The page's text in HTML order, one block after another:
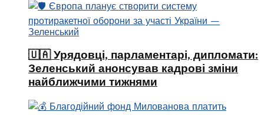
🇺🇦 Урядовці, парламентарі, дипломати:
Зеленський анонсував кадрові зміни
найближчими тижнями